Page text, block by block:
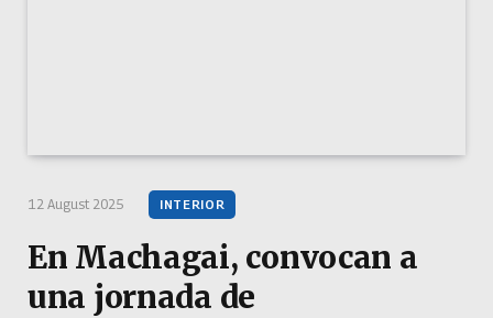
12 August 2025 INTERIOR
En Machagai, convocan a
una jornada de